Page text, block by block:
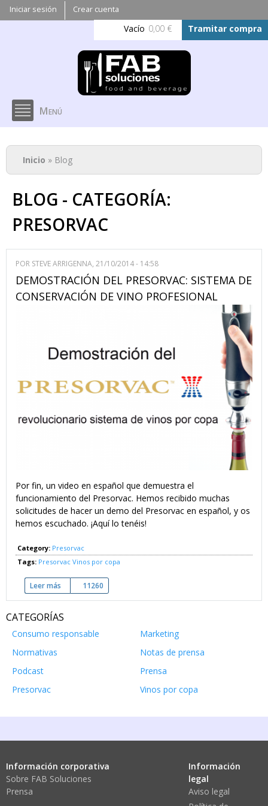
Pasar al
contenido
principal
Iniciar sesión Crear cuenta
Vacío 0,00 € Tramitar compra
Menú
Se encuentra usted aquí
Inicio » Blog
BLOG - CATEGORÍA:
PRESORVAC
POR STEVE ARRIGENNA, 21/10/2014 - 14:58
DEMOSTRACIÓN DEL PRESORVAC: SISTEMA DE
CONSERVACIÓN DE VINO PROFESIONAL
Por fin, un video en español que demuestra el
funcionamiento del Presorvac. Hemos recibido muchas
solicitudes de hacer un demo del Presorvac en español, y os
hemos escuchado. ¡Aquí lo tenéis!
Category: Presorvac
Tags: Presorvac Vinos por copa
Leer más sobre Demostración del Presorvac: sistema de
11260
CATEGORÍAS
Consumo responsable
Marketing
Normativas
Notas de prensa
Podcast
Prensa
Presorvac
Vinos por copa
Información corporativa
Sobre FAB Soluciones
Prensa
Información
legal
Aviso legal